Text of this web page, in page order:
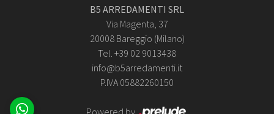
B5 ARREDAMENTI SRL
Via Magenta, 37
20008 Bareggio (Milano)
Tel. +39 02 9013438
info@b5arredamenti.it
P.IVA 05882260150